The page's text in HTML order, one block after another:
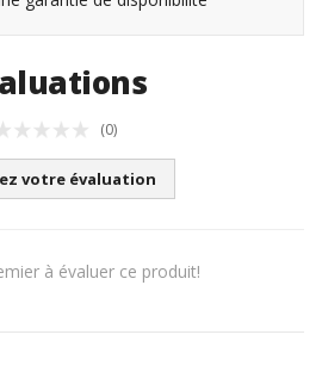
(0)
votre évaluation
à évaluer ce produit!